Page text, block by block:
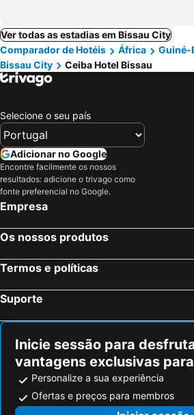
Ver todas as estadias em Bissau City
Comparador de Hotéis
África Guiné-
Bissau City
Ceiba Hotel Bissau
Selecione o seu país
Adicionar no Google
Encontre facilmente os nossos
resultados: adicione o trivago como
fonte preferencial no Google.
Empresa
Os nossos produtos
Termos e políticas
Suporte
Inicie sessão para
vantagens exclusivas
Personalize a sua experiência
Ofertas e preços para membros